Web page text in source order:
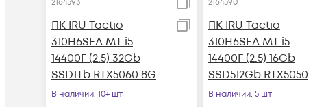
ПК IRU Tactio
310H6SEA MT i5
14400F (2.5) 32Gb
SSD1Tb RTX5060 8Gb
без ОС GbitEth 500W
В наличии: 10+ шт
ПК IRU Tactio
310H6SEA MT i5
14400F (2.5) 16Gb
SSD512Gb RTX5050
8Gb без ОС GbitEth
В наличии: 5 шт